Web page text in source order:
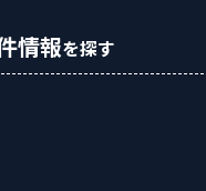
情報を探す